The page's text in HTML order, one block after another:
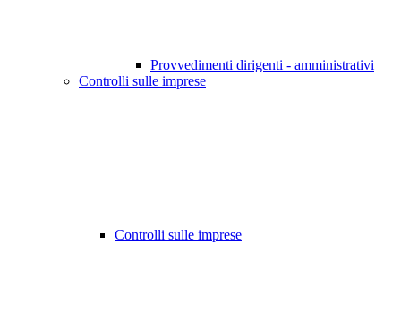
Provvedimenti dirigenti - amministrativi
Controlli sulle imprese
Controlli sulle imprese